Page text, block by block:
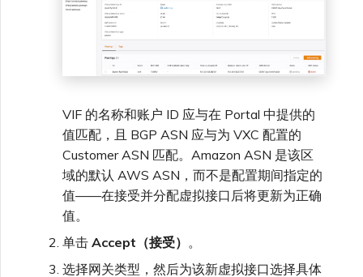
VIF 的名称和账户 ID 应与在 Portal 中提供的
值匹配，且 BGP ASN 应与为 VXC 配置的
Customer ASN 匹配。Amazon ASN 是该区
域的默认 AWS ASN，而不是配置期间指定的
值——在接受并分配虚拟接口后将更新为正确
值。
单击 Accept（接受） 。
选择网关类型，然后为该新虚拟接口选择具体